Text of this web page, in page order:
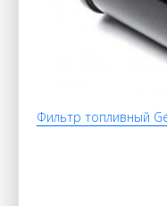
Фильтр топливный